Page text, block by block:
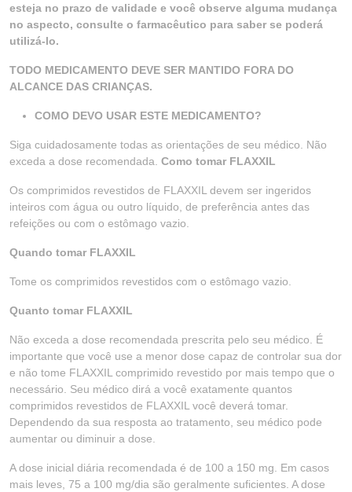
esteja no prazo de validade e você observe alguma mudança
no aspecto, consulte o farmacêutico para saber se poderá
utilizá-lo.
TODO MEDICAMENTO DEVE SER MANTIDO FORA DO
ALCANCE DAS CRIANÇAS.
COMO DEVO USAR ESTE MEDICAMENTO?
Siga cuidadosamente todas as orientações de seu médico. Não
exceda a dose recomendada. Como tomar FLAXXIL
Os comprimidos revestidos de FLAXXIL devem ser ingeridos
inteiros com água ou outro líquido, de preferência antes das
refeições ou com o estômago vazio.
Quando tomar FLAXXIL
Tome os comprimidos revestidos com o estômago vazio.
Quanto tomar FLAXXIL
Não exceda a dose recomendada prescrita pelo seu médico. É
importante que você use a menor dose capaz de controlar sua dor
e não tome FLAXXIL comprimido revestido por mais tempo que o
necessário. Seu médico dirá a você exatamente quantos
comprimidos revestidos de FLAXXIL você deverá tomar.
Dependendo da sua resposta ao tratamento, seu médico pode
aumentar ou diminuir a dose.
A dose inicial diária recomendada é de 100 a 150 mg. Em casos
mais leves, 75 a 100 mg/dia são geralmente suficientes. A dose